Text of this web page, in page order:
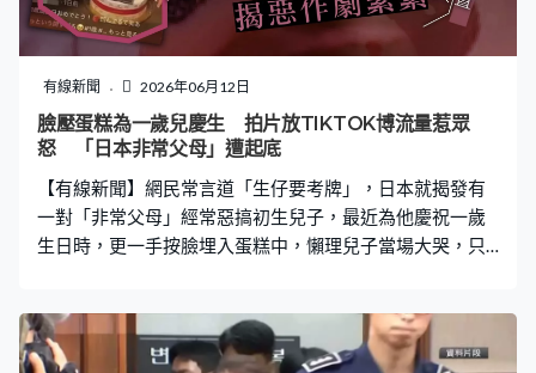
其沒有任何道歉和賠償，且不懼怕任何投訴。 店方證沒鎖
門上防盜鏈 網民：我也是驚了 不過，酒店工作人員直言
「有防盜鏈她沒上，也並沒有鎖住門」，又指闖入房間的
男子也是酒店住客，「他是對面605的客人」，監控顯示
男子有些醉酒，推門進入時並沒有刷卡的動作。事發後警
員稱不便透露。 「住酒店你都不鎖門嗎？這
有線新聞 2026年06月12日
臉壓蛋糕為一歲兒慶生 拍片放TIKTOK博流量惹眾
怒 「日本非常父母」遭起底
【有線新聞】網民常言道「生仔要考牌」，日本就揭發有
一對「非常父母」經常惡搞初生兒子，最近為他慶祝一歲
生日時，更一手按臉埋入蛋糕中，懶理兒子當場大哭，只
早由TikTok帳戶「黒糖ぱん」上傳，片中可見一名女子在
慶祝兒子周歲派對，居然用雙手按住男童後腦，然後一手